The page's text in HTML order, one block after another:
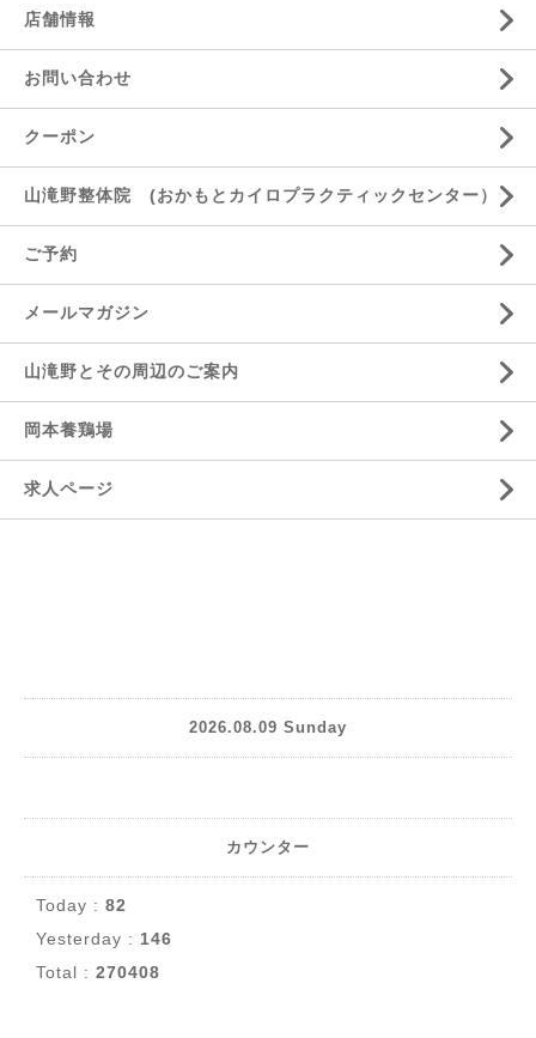
店舗情報
お問い合わせ
クーポン
山滝野整体院 (おかもとカイロプラクティックセンター）
ご予約
メールマガジン
山滝野とその周辺のご案内
岡本養鶏場
求人ページ
2026.08.09 Sunday
カウンター
Today : 82
Yesterday : 146
Total : 270408